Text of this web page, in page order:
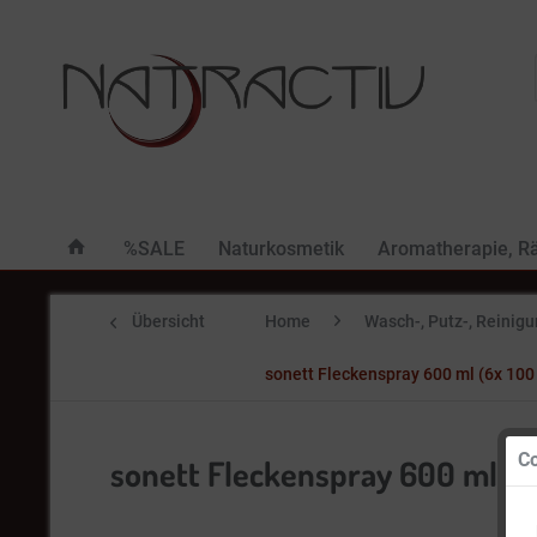
%SALE Naturkosmetik Aromatherapie,
Übersicht Home Wasch-, Putz-,
sonett Fleckenspray 600 ml (6x
sonett Fleckenspray 600 ml